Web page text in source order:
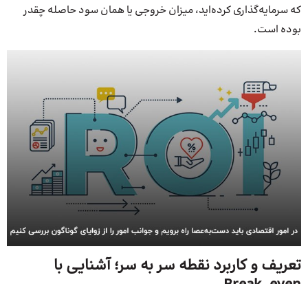
که سرمایه‌گذاری کرده‌اید، میزان خروجی یا همان سود حاصله چقدر
بوده است.
تعریف و کاربرد نقطه سر به سر؛ آشنایی با